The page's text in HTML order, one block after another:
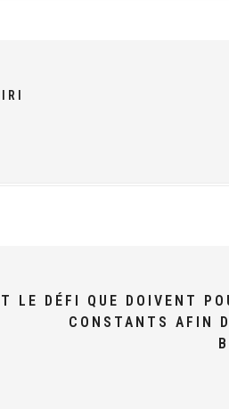
LE DÉFI QUE DOIVENT
CONSTANTS AFIN